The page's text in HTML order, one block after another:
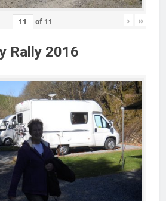
of 11 › »
Rally 2016